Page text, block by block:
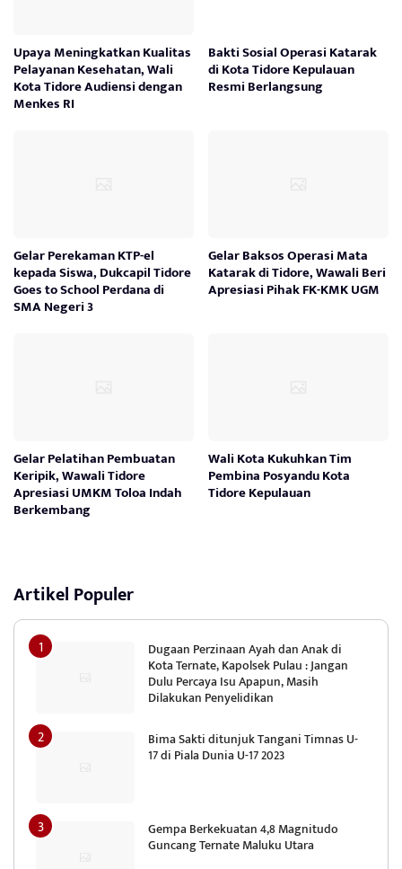
Upaya Meningkatkan Kualitas
Pelayanan Kesehatan, Wali
Kota Tidore Audiensi dengan
Menkes RI
Bakti Sosial Operasi Katarak
di Kota Tidore Kepulauan
Resmi Berlangsung
Gelar Perekaman KTP-el
kepada Siswa, Dukcapil Tidore
Goes to School Perdana di
SMA Negeri 3
Gelar Baksos Operasi Mata
Katarak di Tidore, Wawali Beri
Apresiasi Pihak FK-KMK UGM
Gelar Pelatihan Pembuatan
Keripik, Wawali Tidore
Apresiasi UMKM Toloa Indah
Berkembang
Wali Kota Kukuhkan Tim
Pembina Posyandu Kota
Tidore Kepulauan
Artikel Populer
Dugaan Perzinaan Ayah dan Anak di
Kota Ternate, Kapolsek Pulau : Jangan
Dulu Percaya Isu Apapun, Masih
Dilakukan Penyelidikan
Bima Sakti ditunjuk Tangani Timnas U-
17 di Piala Dunia U-17 2023
Gempa Berkekuatan 4,8 Magnitudo
Guncang Ternate Maluku Utara